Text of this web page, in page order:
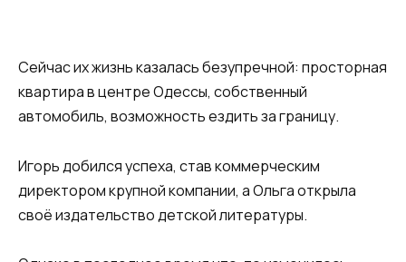
Сейчас их жизнь казалась безупречной: просторная
квартира в центре Одессы, собственный
автомобиль, возможность ездить за границу.
Игорь добился успеха, став коммерческим
директором крупной компании, а Ольга открыла
своё издательство детской литературы.